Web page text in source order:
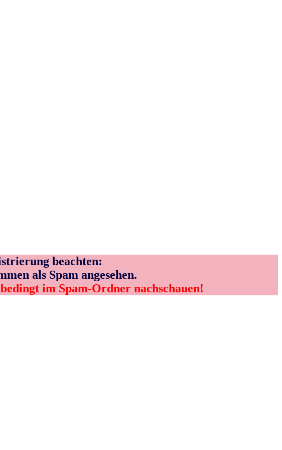
beachten:
als Spam angesehen.
im Spam-Ordner nachschauen!